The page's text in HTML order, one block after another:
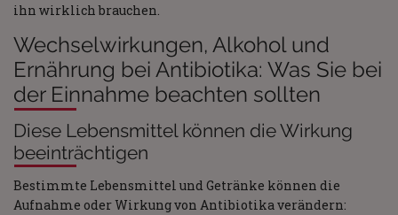
ihn wirklich brauchen.
Wechselwirkungen, Alkohol und
Ernährung bei Antibiotika: Was Sie bei
der Einnahme beachten sollten
Diese Lebensmittel können die Wirkung
beeinträchtigen
Bestimmte Lebensmittel und Getränke können die
Aufnahme oder Wirkung von Antibiotika verändern: